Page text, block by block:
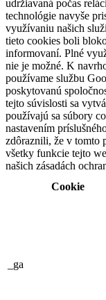
udržiavaná počas
technológie navyše
využívaniu našich
tieto cookies boli
informovaní. Plné
nie je možné. K
používame službu
poskytovanú
tejto súvislosti sa
používajú sa súbory
nastavením
zdôraznili, že v tomto
všetky funkcie tejto
našich zásadách
Cookie
_ga